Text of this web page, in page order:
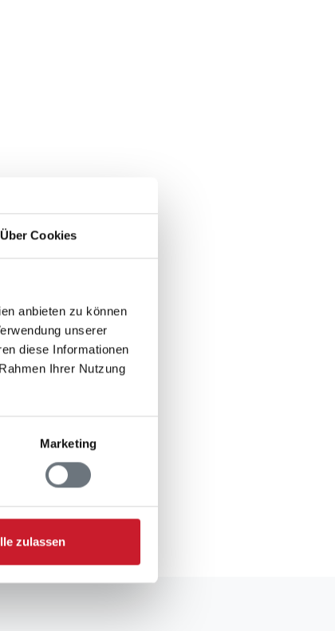
Über Cookies
anbieten zu können
unserer
diese Informationen
Ihrer Nutzung
Marketing
zulassen